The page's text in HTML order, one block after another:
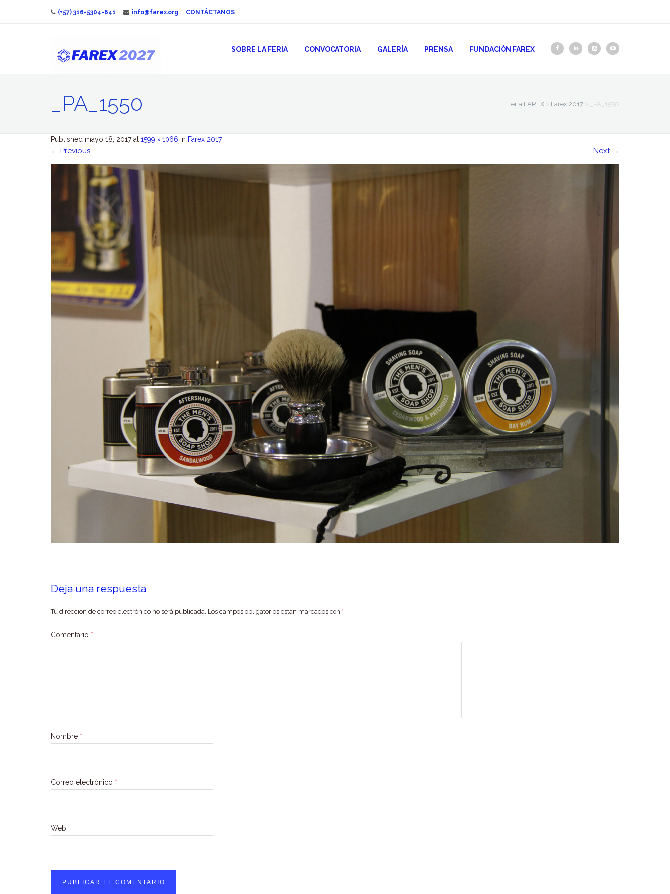
(+57) 316-5304-641 info@farex.org CONTÁCTANOS
SOBRE LA FERIA CONVOCATORIA GALERÍA PRENSA FUNDACIÓN FAREX
_PA_1550 Feria FAREX > Farex 2017 > _PA_1550
Published mayo 18, 2017at 1599 × 1066 in Farex 2017
← Previous Next →
Deja una respuesta
Tu dirección de correo electrónico no será publicada. Los campos obligatorios están marcados con *
Comentario *
Nombre *
Correo electrónico *
Web